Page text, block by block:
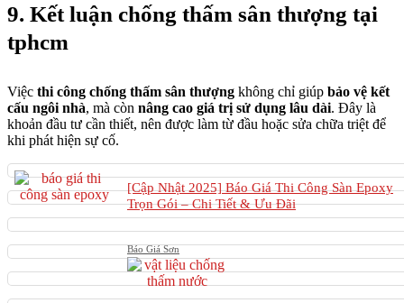
9. Kết luận chống thấm sân thượng tại
tphcm
Việc thi công chống thấm sân thượng không chỉ giúp bảo vệ kết
cấu ngôi nhà, mà còn nâng cao giá trị sử dụng lâu dài. Đây là
khoản đầu tư cần thiết, nên được làm từ đầu hoặc sửa chữa triệt để
khi phát hiện sự cố.
[Cập Nhật 2025] Báo Giá Thi Công Sàn Epoxy
Trọn Gói – Chi Tiết & Ưu Đãi
Báo Giá Sơn